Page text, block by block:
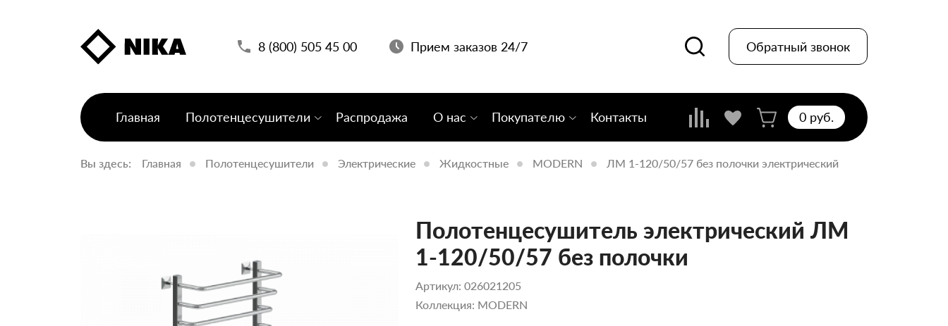
8 (800) 505 45 00 Прием заказов 24/7 Обратный звонок
Главная Полотенцесушители Распродажа О нас Покупателю Контакты 0 pуб.
Вы здесь: Главная Полотенцесушители Электрические Жидкостные MODERN ЛМ 1-120/50/57 без полочки электрический
Полотенцесушитель электрический ЛМ
1-120/50/57 без полочки
Артикул: 026021205
Коллекция: MODERN